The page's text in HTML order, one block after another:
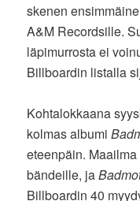
skenen
A&M Recordsille.
läpimurrosta ei
Billboardin listalla
Kohtalokkaana
kolmas albumi
eteenpäin.
bändeille, ja
Billboardin 40